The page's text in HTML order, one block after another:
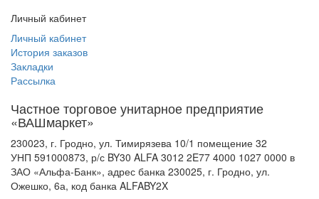
Личный кабинет
Личный кабинет
История заказов
Закладки
Рассылка
Частное торговое унитарное предприятие
«ВАШмаркет»
230023, г. Гродно, ул. Тимирязева 10/1 помещение 32
УНП 591000873, р/с BY30 ALFA 3012 2E77 4000 1027 0000 в
ЗАО «Альфа-Банк», адрес банка 230025, г. Гродно, ул.
Ожешко, 6а, код банка ALFABY2X